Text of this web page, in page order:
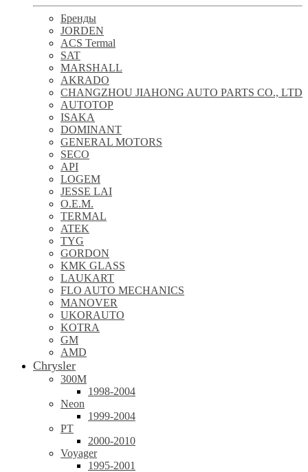
Бренды
JORDEN
ACS Termal
SAT
MARSHALL
AKRADO
CHANGZHOU JIAHONG AUTO PARTS CO., LTD
AUTOTOP
ISAKA
DOMINANT
GENERAL MOTORS
SECO
API
LOGEM
JESSE LAI
O.E.M.
TERMAL
ATEK
TYG
GORDON
KMK GLASS
LAUKART
FLO AUTO MECHANICS
MANOVER
UKORAUTO
KOTRA
GM
AMD
Chrysler
300M
1998-2004
Neon
1999-2004
PT
2000-2010
Voyager
1995-2001